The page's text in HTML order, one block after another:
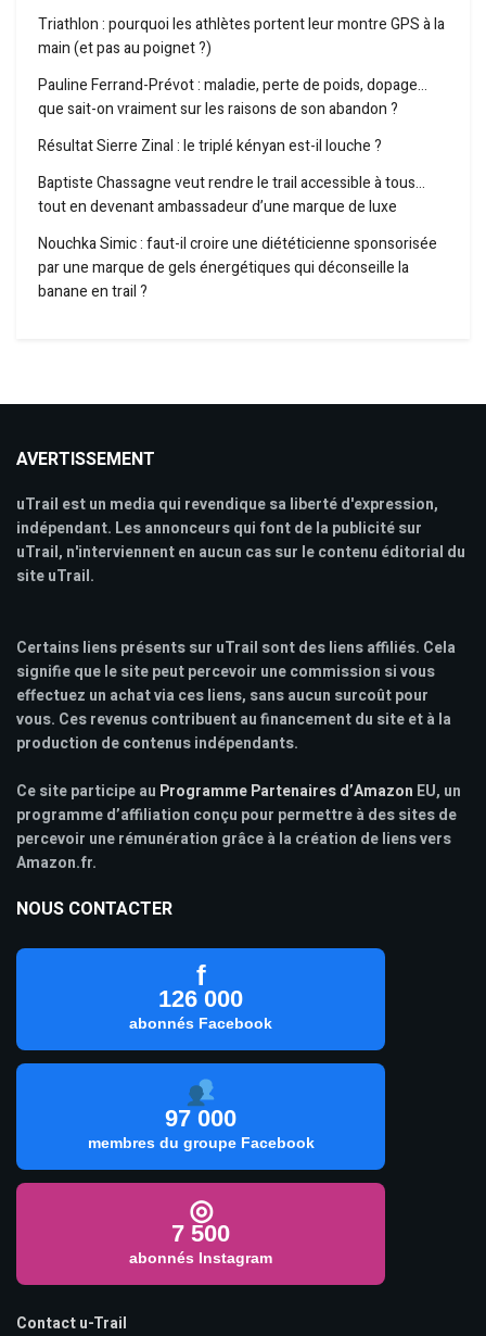
Triathlon : pourquoi les athlètes portent leur montre GPS à la
main (et pas au poignet ?)
Pauline Ferrand-Prévot : maladie, perte de poids, dopage…
que sait-on vraiment sur les raisons de son abandon ?
Résultat Sierre Zinal : le triplé kényan est-il louche ?
Baptiste Chassagne veut rendre le trail accessible à tous…
tout en devenant ambassadeur d’une marque de luxe
Nouchka Simic : faut-il croire une diététicienne sponsorisée
par une marque de gels énergétiques qui déconseille la
banane en trail ?
AVERTISSEMENT
uTrail est un media qui revendique sa liberté d'expression,
indépendant. Les annonceurs qui font de la publicité sur
uTrail, n'interviennent en aucun cas sur le contenu éditorial du
site uTrail.
Certains liens présents sur uTrail sont des liens affiliés. Cela
signifie que le site peut percevoir une commission si vous
effectuez un achat via ces liens, sans aucun surcoût pour
vous. Ces revenus contribuent au financement du site et à la
production de contenus indépendants.
Ce site participe au Programme Partenaires d’Amazon EU, un
programme d’affiliation conçu pour permettre à des sites de
percevoir une rémunération grâce à la création de liens vers
Amazon.fr.
NOUS CONTACTER
f
126 000
abonnés Facebook
97 000
membres du groupe Facebook
◎
7 500
abonnés Instagram
Contact u-Trail